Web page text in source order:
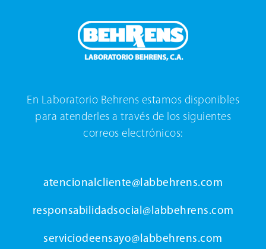
En Laboratorio Behrens estamos disponibles
para atenderles a través de los siguientes
correos electrónicos:
atencionalcliente@labbehrens.com
responsabilidadsocial@labbehrens.com
serviciodeensayo@labbehrens.com